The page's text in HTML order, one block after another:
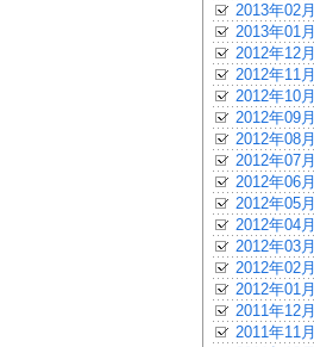
2013年02月
2013年01月
2012年12月
2012年11月
2012年10月
2012年09月
2012年08月
2012年07月
2012年06月
2012年05月
2012年04月
2012年03月
2012年02月
2012年01月
2011年12月
2011年11月